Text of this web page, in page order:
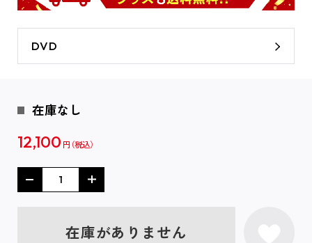
DVD
在庫なし
12,100 円
在庫がありません